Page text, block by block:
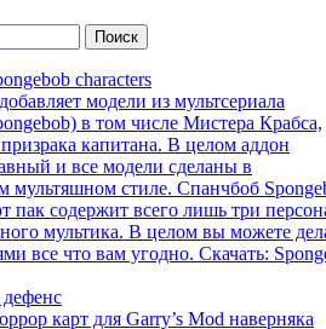
Поиск
characters
модели из мультсериала
в том числе Мистера Крабса,
капитана. В целом аддон
и все модели сделаны в
мультяшном стиле. Спанчбоб
пак содержит всего лишь три
мультика. В целом вы можете
все что вам угодно. Скачать:
карт для Garry’s Mod наверняка